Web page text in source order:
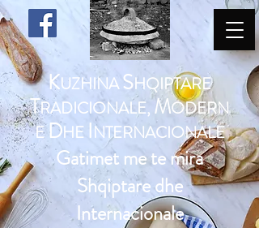
KUZHINASHQIPTARE
TRADICIONALE, MODERN
EDHE INTERNACIONALE
Gatimet me te mira
Shqiptare dhe
Internacionale